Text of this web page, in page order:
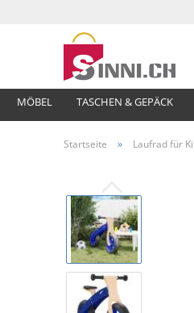
MÖBEL TASCHEN & GEPÄCK
Startseite »
Laufrad für